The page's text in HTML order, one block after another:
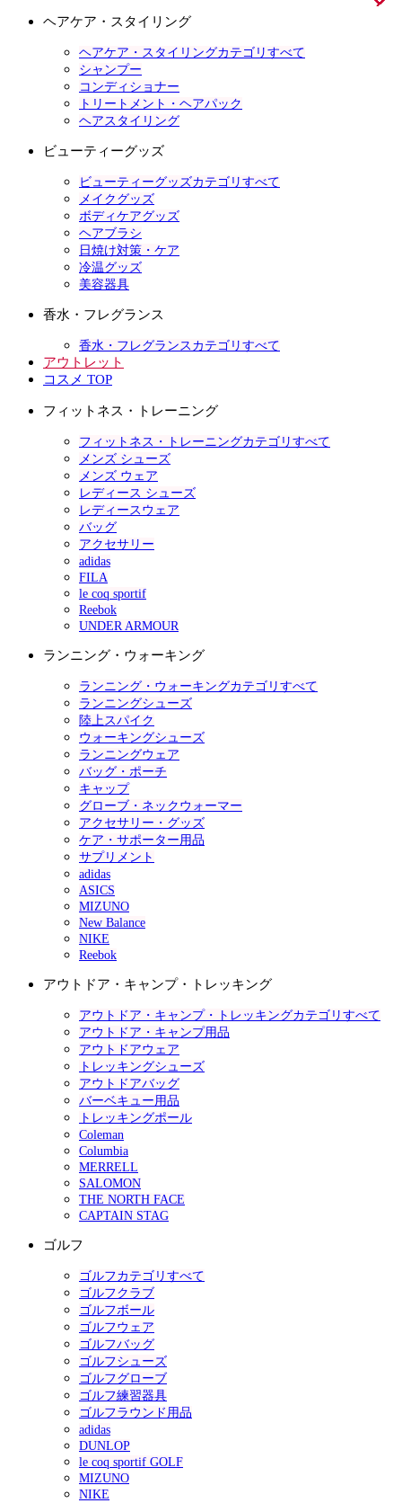
ヘアケア・スタイリング
ヘアケア・スタイリングカテゴリすべて
シャンプー
コンディショナー
トリートメント・ヘアパック
ヘアスタイリング
ビューティーグッズ
ビューティーグッズカテゴリすべて
メイクグッズ
ボディケアグッズ
ヘアブラシ
日焼け対策・ケア
冷温グッズ
美容器具
香水・フレグランス
香水・フレグランスカテゴリすべて
アウトレット
コスメ TOP
フィットネス・トレーニング
フィットネス・トレーニングカテゴリすべて
メンズ シューズ
メンズ ウェア
レディース シューズ
レディースウェア
バッグ
アクセサリー
adidas
FILA
le coq sportif
Reebok
UNDER ARMOUR
ランニング・ウォーキング
ランニング・ウォーキングカテゴリすべて
ランニングシューズ
陸上スパイク
ウォーキングシューズ
ランニングウェア
バッグ・ポーチ
キャップ
グローブ・ネックウォーマー
アクセサリー・グッズ
ケア・サポーター用品
サプリメント
adidas
ASICS
MIZUNO
New Balance
NIKE
Reebok
アウトドア・キャンプ・トレッキング
アウトドア・キャンプ・トレッキングカテゴリすべて
アウトドア・キャンプ用品
アウトドアウェア
トレッキングシューズ
アウトドアバッグ
バーベキュー用品
トレッキングポール
Coleman
Columbia
MERRELL
SALOMON
THE NORTH FACE
CAPTAIN STAG
ゴルフ
ゴルフカテゴリすべて
ゴルフクラブ
ゴルフボール
ゴルフウェア
ゴルフバッグ
ゴルフシューズ
ゴルフグローブ
ゴルフ練習器具
ゴルフラウンド用品
adidas
DUNLOP
le coq sportif GOLF
MIZUNO
NIKE